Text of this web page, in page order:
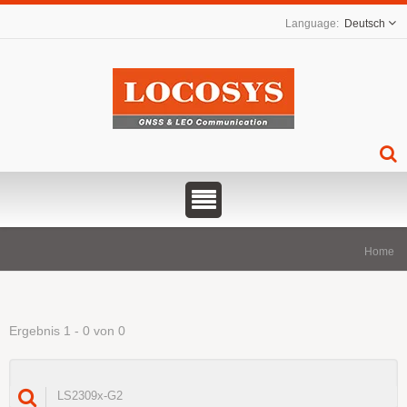
Deutsch
Home
Ergebnis 1 - 0 von 0